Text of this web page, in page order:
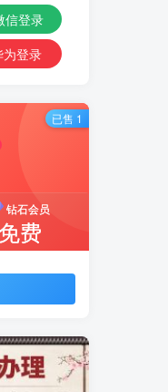
信登录
为登录
钻石会员
免费
已售 1